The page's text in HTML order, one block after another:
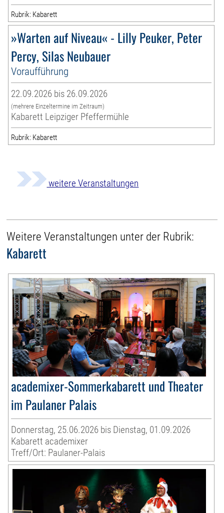
Rubrik: Kabarett
»Warten auf Niveau« - Lilly Peuker, Peter
Percy, Silas Neubauer
Voraufführung
22.09.2026 bis 26.09.2026
(mehrere Einzeltermine im Zeitraum)
Kabarett Leipziger Pfeffermühle
Rubrik: Kabarett
weitere Veranstaltungen
Weitere Veranstaltungen unter der Rubrik:
Kabarett
academixer-Sommerkabarett und Theater
im Paulaner Palais
Donnerstag, 25.06.2026 bis Dienstag, 01.09.2026
Kabarett academixer
Treff/Ort: Paulaner-Palais